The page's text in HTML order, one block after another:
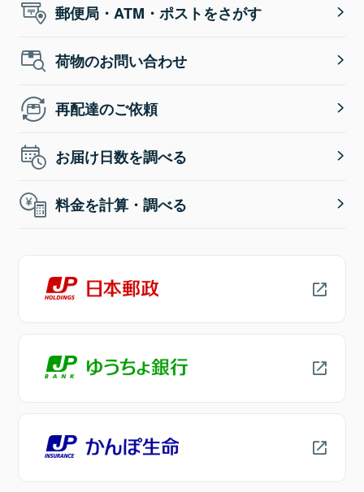
郵便局・ATM・ポストをさがす
荷物のお問い合わせ
再配達のご依頼
お届け日数を調べる
料金を計算・調べる